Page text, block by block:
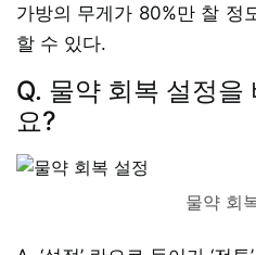
가방의 무게가 80%만 찰 정
할 수 있다.
Q. 물약 회복 설정을
요?
물약 회